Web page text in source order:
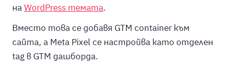
наWordPress темата.
Вместо това се добавя GTM container към
сайта, а Meta Pixel се настройва като отделен
tag в GTM дашборда.